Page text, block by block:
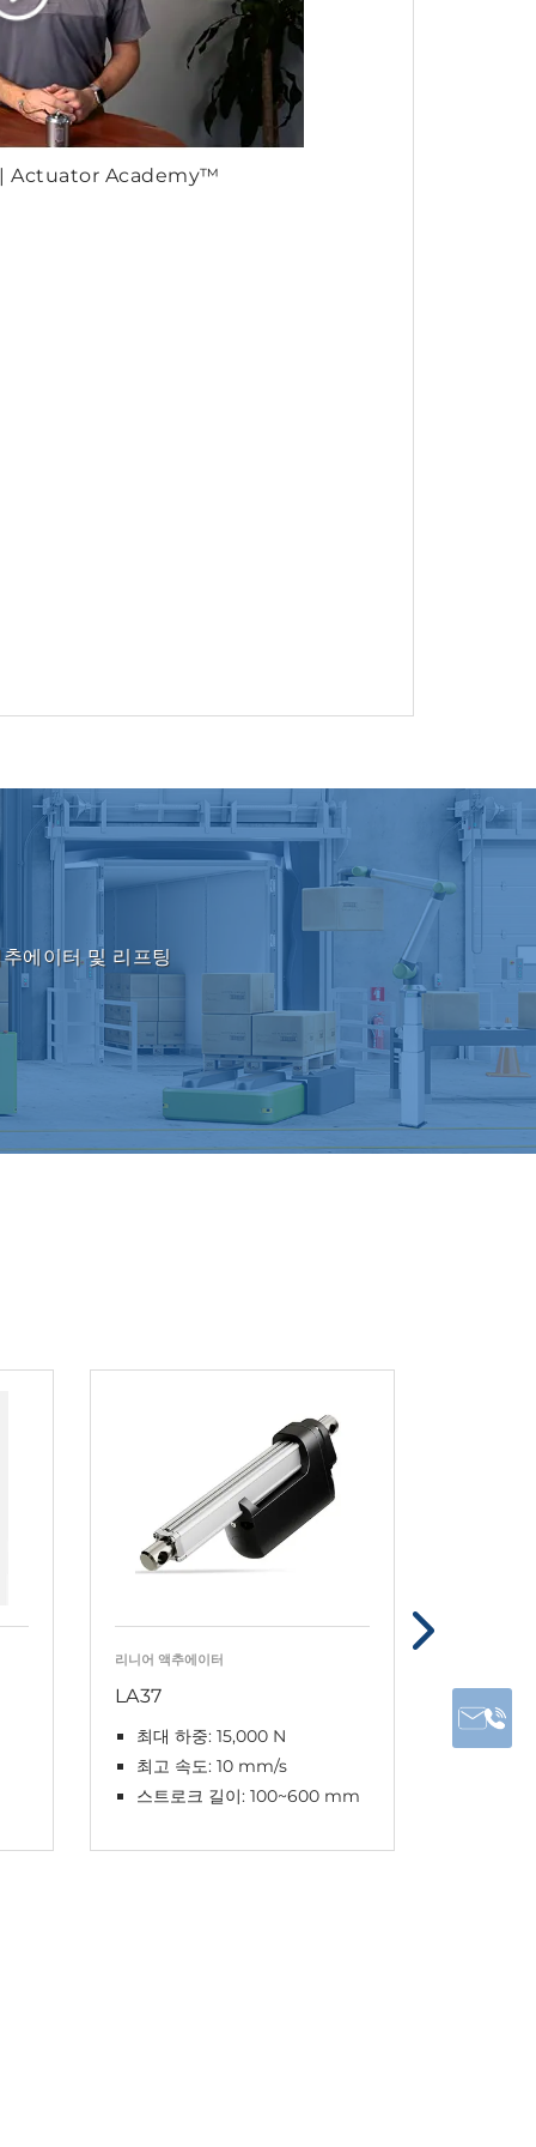
| Actuator Academy™
에이터 및 리프팅
리니어 액추에이터
LA37
최대 하중: 15,000 N
최고 속도: 10 mm/s
스트로크 길이: 100~600 mm
LA36
최대